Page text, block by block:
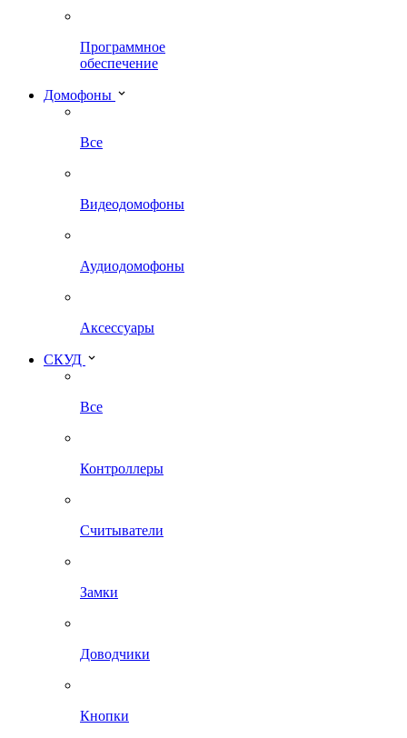
Программное
обеспечение
Домофоны
Все
Видеодомофоны
Аудиодомофоны
Аксессуары
СКУД
Все
Контроллеры
Считыватели
Замки
Доводчики
Кнопки